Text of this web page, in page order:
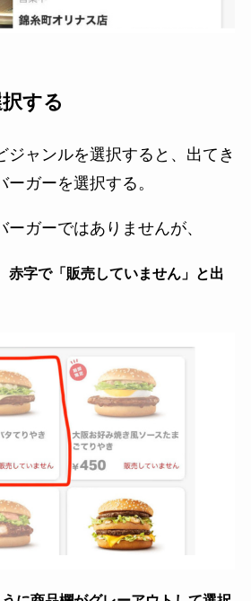
する
ジャンルを選択すると、出てき
ーガーを選択する。
ーガーではありませんが、
赤字で「販売していません」と出